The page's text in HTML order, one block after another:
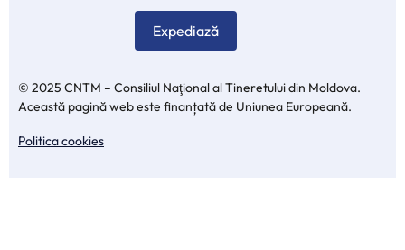
© 2025 CNTM – Consiliul Naţional al Tineretului din Moldova.
Această pagină web este finanțată de Uniunea Europeană.
Politica cookies